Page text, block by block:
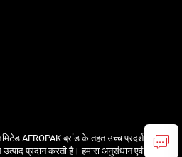
AEROPAK ब्रांड के तहत उच्च प्रदर्शन वाले
प्रदान करती है। हमारा अनुसंधान एवं विकास-